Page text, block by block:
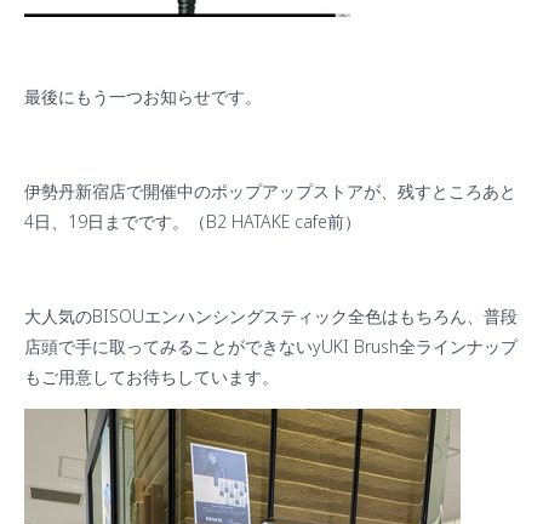
最後にもう一つお知らせです。
伊勢丹新宿店で開催中のポップアップストアが、残すところあと
4日、19日までです。（B2 HATAKE cafe前）
大人気のBISOUエンハンシングスティック全色はもちろん、普段
店頭で手に取ってみることができないyUKI Brush全ラインナップ
もご用意してお待ちしています。